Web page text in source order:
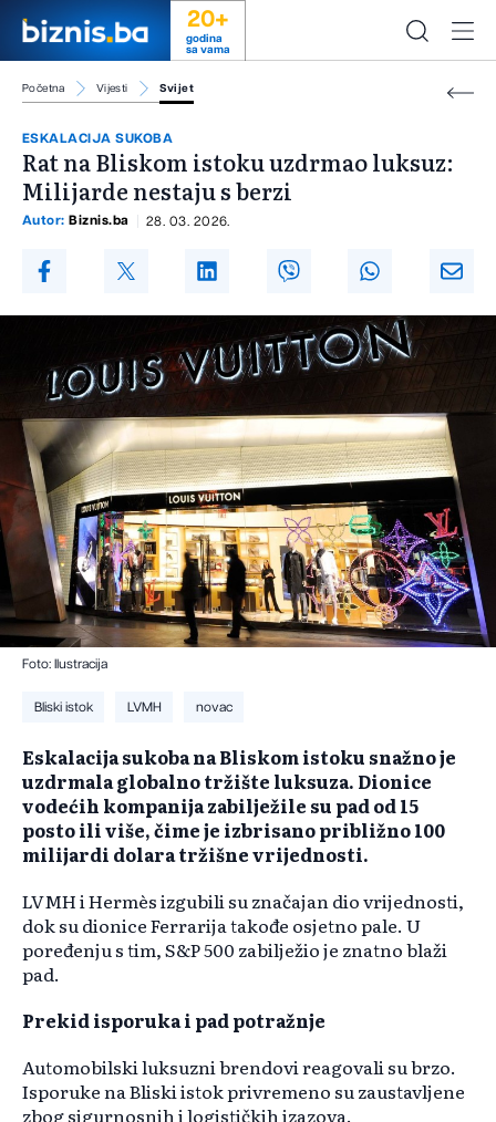
20+
godina
sa vama
Početna Vijesti Svijet
ESKALACIJA SUKOBA
Rat na Bliskom istoku uzdrmao luksuz:
Milijarde nestaju s berzi
Autor: Biznis.ba 28. 03. 2026.
Foto: Ilustracija
Bliski istok LVMH novac
Eskalacija sukoba na Bliskom istoku snažno je
uzdrmala globalno tržište luksuza. Dionice
vodećih kompanija zabilježile su pad od 15
posto ili više, čime je izbrisano približno 100
milijardi dolara tržišne vrijednosti.
LVMH i Hermès izgubili su značajan dio vrijednosti,
dok su dionice Ferrarija takođe osjetno pale. U
poređenju s tim, S&P 500 zabilježio je znatno blaži
pad.
Prekid isporuka i pad potražnje
Automobilski luksuzni brendovi reagovali su brzo.
Isporuke na Bliski istok privremeno su zaustavljene
zbog sigurnosnih i logističkih izazova.